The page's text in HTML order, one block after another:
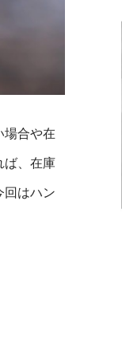
場合や在
ば、在庫
回はハン